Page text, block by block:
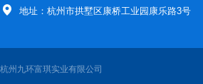
地址：杭州市拱墅区康桥工业园康乐路3号
杭州九环富琪实业有限公司